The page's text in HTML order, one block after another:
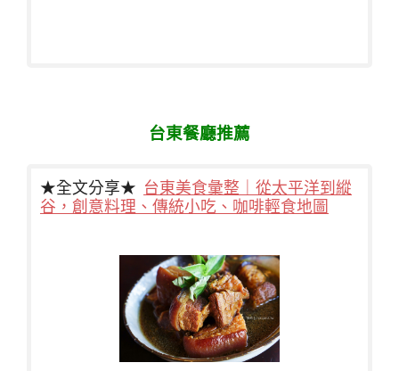
台東餐廳推薦
★全文分享★ 台東美食彙整｜從太平洋到縱
谷，創意料理、傳統小吃、咖啡輕食地圖